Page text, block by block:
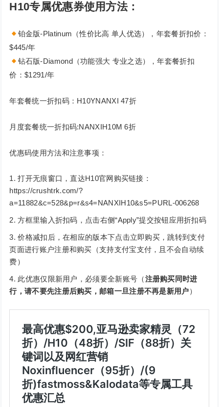
H10专属优惠券使用方法：
铂金版-Platinum（性价比高 单人优选），年套餐折扣价：
$445/年
钻石版-Diamond（功能强大 专业之选），年套餐折扣
价：$1291/年
年套餐统一折扣码：H10YNANXI 47折
月度套餐统一折扣码:NANXIH10M 6折
优惠码使用方法和注意事项：
打开无痕窗口，直达H10官网购买链接：
https://crushtrk.com/?
a=11882&c=528&p=r&s4=NANXIH10&s5=PURL-006268
方框里输入折扣码，点击右侧“Apply”提交按钮应用折扣码
价格减扣后，在相应的版本下点击立即购买，跳转到支付
页面进行账户注册和购买（支持支付宝支付，且不会自动续
费）
此优惠仅限新用户，必须要全新账号（注册购买同时进
行，请不要先注册后购买，邮箱一旦注册不再是新用户）